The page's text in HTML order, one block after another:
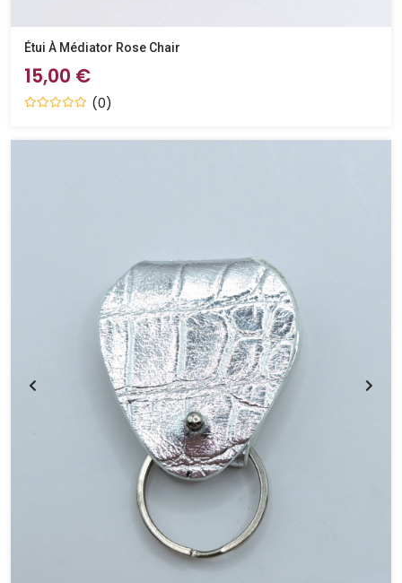
Étui À Médiator Rose Chair
15,00 €
(0)